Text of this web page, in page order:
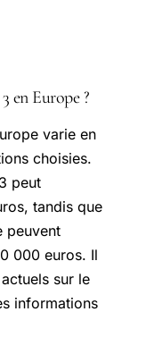
en Europe ?
varie en
choisies.
peut
tandis que
peuvent
000 euros. Il
sur le
informations